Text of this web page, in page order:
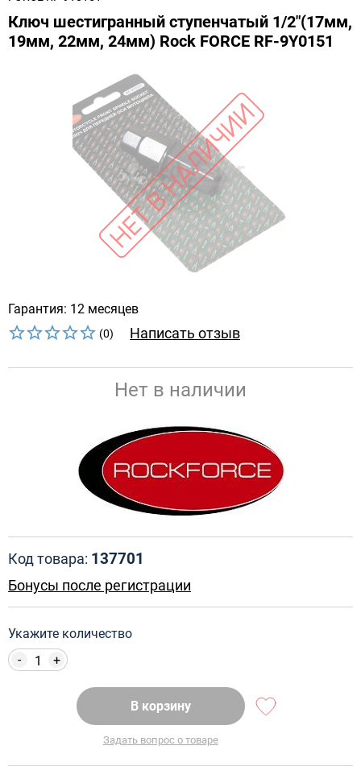
Ключ шестигранный ступенчатый 1/2"(17мм,
19мм, 22мм, 24мм) Rock FORCE RF-9Y0151
Гарантия: 12 месяцев
(0) Написать отзыв
Нет в наличии
Код товара: 137701
Бонусы после регистрации
Укажите количество
+
-
В корзину
Задать вопрос о товаре